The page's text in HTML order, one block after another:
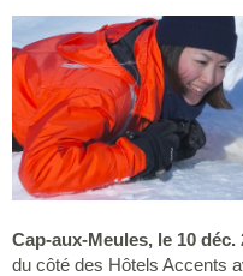
Cap-aux-Meules, le 10 déc.
du côté des Hôtels Accents